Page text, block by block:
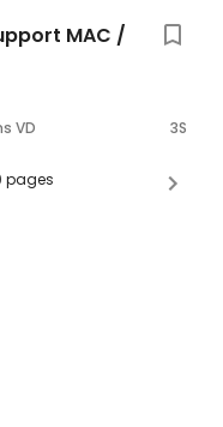
MAC /
VD 3S
pages